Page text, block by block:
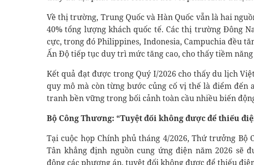
Về thị trường, Trung Quốc và Hàn Quốc vẫn là hai
40% tổng lượng khách quốc tế. Các thị trường Đông
cực, trong đó Philippines, Indonesia, Campuchia đều
Ấn Độ tiếp tục duy trì mức tăng cao, cho thấy tiềm
Kết quả đạt được trong Quý I/2026 cho thấy du lịch
quy mô mà còn từng bước củng cố vị thế là điểm đến
tranh bền vững trong bối cảnh toàn cầu nhiều biến
Bộ Công Thương: “Tuyệt đối không được để thiếu
Tại cuộc họp Chính phủ tháng 4/2026, Thứ trưởng Bộ
Tân khẳng định nguồn cung ứng điện năm 2026 sẽ
động các phương án, tuyệt đối không được để thiếu